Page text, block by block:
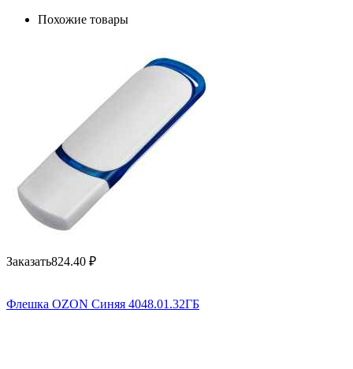
Похожие товары
Заказать824.40 ₽
Флешка OZON Синяя 4048.01.32ГБ